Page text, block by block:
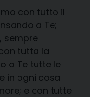
con tutto il
a Te;
sempre
tutta la
a Te tutte le
in ogni cosa
e con tutte